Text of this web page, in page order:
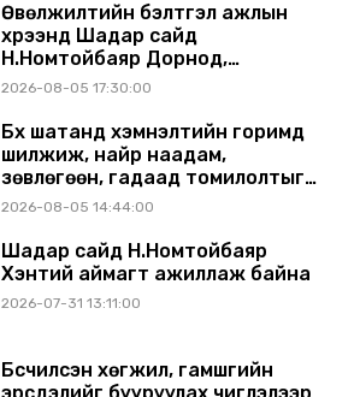
Өвөлжилтийн бэлтгэл ажлын
хүрээнд Шадар сайд
Н.Номтойбаяр Дорнод,
Сүхбаатар аймагт ажиллав
2026-08-05 17:30:00
Бүх шатанд хэмнэлтийн горимд
шилжиж, найр наадам,
зөвлөгөөн, гадаад томилолтыг
хориглолоо
2026-08-05 14:44:00
Шадар сайд Н.Номтойбаяр
Хэнтий аймагт ажиллаж байна
2026-07-31 13:11:00
Бүсчилсэн хөгжил, гамшгийн